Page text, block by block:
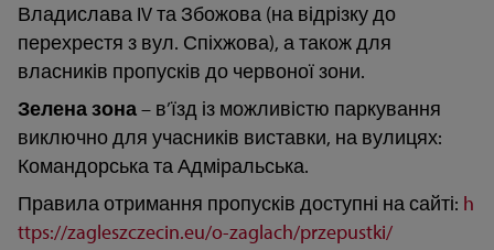
Владислава IV та Збожова (на відрізку до
перехрестя з вул. Спіхжова), а також для
власників пропусків до червоної зони.
Зелена зона– в’їзд із можливістю паркування
виключно для учасників виставки, на вулицях:
Командорська та Адміральська.
Правила отримання пропусків доступні на сайті: h
ttps://zagleszczecin.eu/o-zaglach/przepustki/